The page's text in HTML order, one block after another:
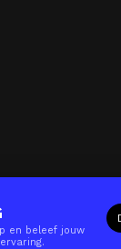
en beleef jouw